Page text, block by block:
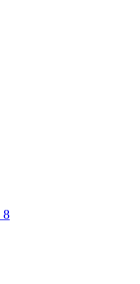
8